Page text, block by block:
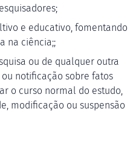
e educativo, fomentando
na ciência;;
ou de qualquer outra
notificação sobre fatos
o curso normal do estudo,
modificação ou suspensão